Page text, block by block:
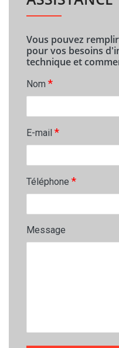
Vous pouvez
pour vos besoins
technique et
Nom *
E-mail *
Téléphone *
Message